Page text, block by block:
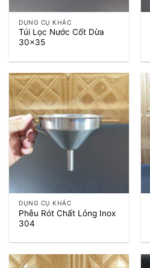
DỤNG CỤ KHÁC
Túi Lọc Nước Cốt Dừa
30×35
DỤNG CỤ KHÁC
Phễu Rót Chất Lỏng Inox
304